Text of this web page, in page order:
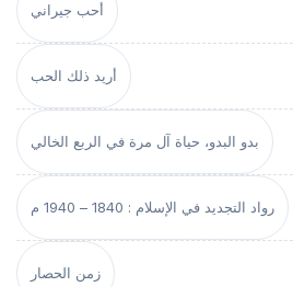
أحب جيراني
أريد ذلك الحب
بدو البدو، حياة آل مرة في الربع الخالي
رواد التجديد في الإسلام : 1840 – 1940 م
زمن الحصار